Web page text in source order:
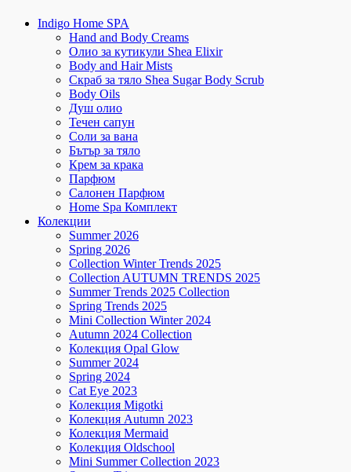
Indigo Home SPA
Hand and Body Creams
Олио за кутикули Shea Elixir
Body and Hair Mists
Скраб за тяло Shea Sugar Body Scrub
Body Oils
Душ олио
Течен сапун
Соли за вана
Бътър за тяло
Крем за крака
Парфюм
Салонен Парфюм
Home Spa Комплект
Колекции
Summer 2026
Spring 2026
Collection Winter Trends 2025
Collection AUTUMN TRENDS 2025
Summer Trends 2025 Collection
Spring Trends 2025
Mini Collection Winter 2024
Autumn 2024 Collection
Колекция Opal Glow
Summer 2024
Spring 2024
Cat Eye 2023
Колекция Migotki
Колекция Autumn 2023
Колекция Mermaid
Колекция Oldschool
Mini Summer Collection 2023